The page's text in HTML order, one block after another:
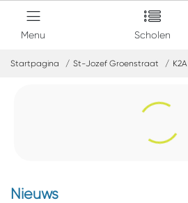
Menu Scholen
Startpagina St-Jozef Groenstraat K2A
Nieuws